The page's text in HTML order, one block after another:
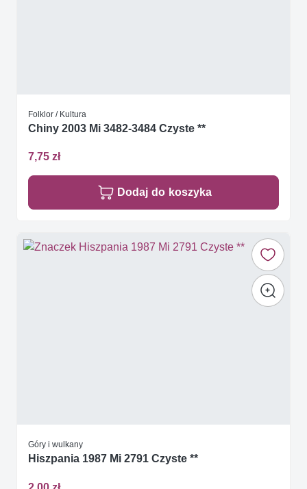
Folklor / Kultura
Chiny 2003 Mi 3482-3484 Czyste **
7,75 zł
Dodaj do koszyka
Góry i wulkany
Hiszpania 1987 Mi 2791 Czyste **